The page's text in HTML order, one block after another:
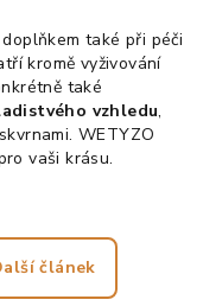
také při péči
kromě vyživování
také
vzhledu,
WETYZO
vaši krásu.
článek